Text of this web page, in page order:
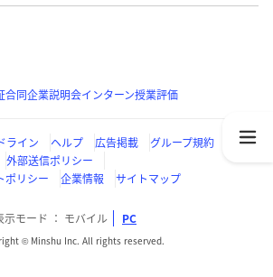
合同企業説明会インターン授業評価
ライン ヘルプ 広告掲載
グループ規約
外部送信ポリシー
ポリシー
企業情報 サイトマップ
示モード モバイル PC
© Minshu Inc. All rights reserved.